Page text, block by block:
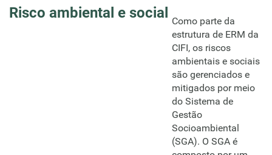
Risco ambiental e social
Como parte da
estrutura de ERM da
CIFI, os riscos
ambientais e sociais
são gerenciados e
mitigados por meio
do Sistema de
Gestão
Socioambiental
(SGA). O SGA é